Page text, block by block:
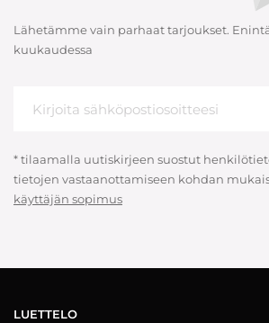
Lähetämme vain parhaat tarjoukset.
kuukaudessa
* tilaamalla uutiskirjeen suostut
tietojen vastaanottamiseen kohdan
käyttäjän sopimus
LUETTELO